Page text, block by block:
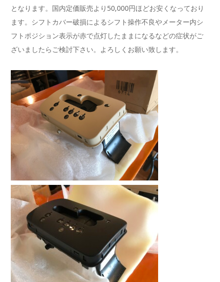
となります。国内定価販売より50,000円ほどお安くなっており
ます。シフトカバー破損によるシフト操作不良やメーター内シ
フトポジション表示が赤で点灯したままになるなどの症状がご
ざいましたらご検討下さい。よろしくお願い致します。